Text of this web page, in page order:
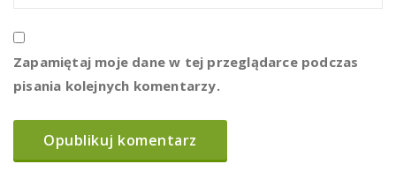
Zapamiętaj moje dane w tej przeglądarce podczas
pisania kolejnych komentarzy.